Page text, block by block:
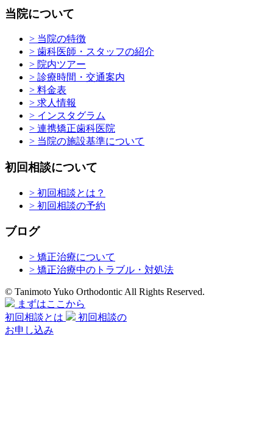
当院について
> 当院の特徴
> 歯科医師・スタッフの紹介
> 院内ツアー
> 診療時間・交通案内
> 料金表
> 求人情報
> インスタグラム
> 連携矯正歯科医院
> 当院の施設基準について
初回相談について
> 初回相談とは？
> 初回相談の予約
ブログ
> 矯正治療について
> 矯正治療中のトラブル・対処法
© Tanimoto Yuko Orthodontic All Rights Reserved.
まずはここから
初回相談とは
初回相談の
お申し込み